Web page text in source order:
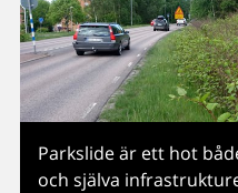
Parkslide är ett hot
och själva